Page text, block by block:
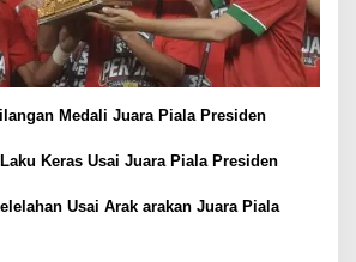
Medali Juara Piala Presiden
Keras Usai Juara Piala Presiden
Usai Arak arakan Juara Piala